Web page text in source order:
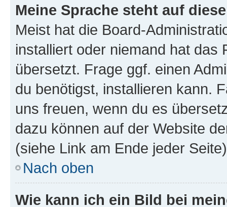
Meine Sprache steht auf
Meist hat die Board-
installiert oder niemand hat das
übersetzt. Frage ggf. einen
du benötigst, installieren kann.
uns freuen, wenn du es
dazu können auf der Website
(siehe Link am Ende jeder
Nach oben
Wie kann ich ein Bild bei